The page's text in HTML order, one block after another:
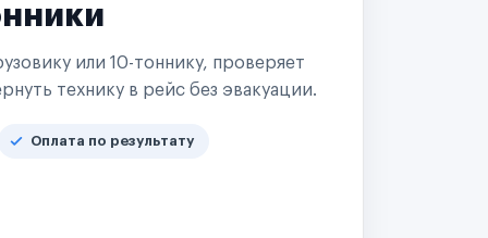
или 10-тоннику, проверяет
технику в рейс без эвакуации.
Оплата по результату